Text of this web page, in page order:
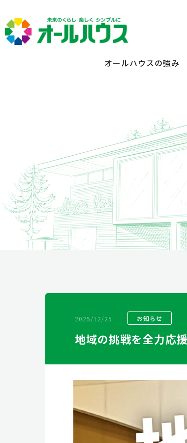
オールハウスの強み
不動産賃貸
2025/12/25 お知らせ
地域の挑戦を全力応